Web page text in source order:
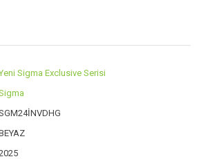
Sigma Exclusive Serisi